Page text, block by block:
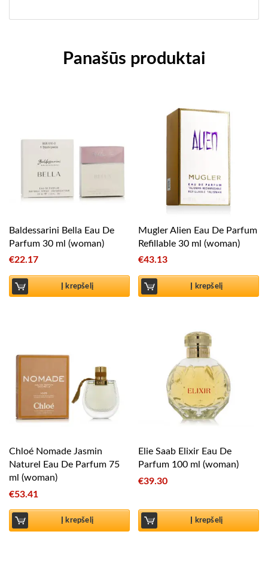
Panašūs produktai
Baldessarini Bella Eau De
Parfum 30 ml (woman)
€22.17
Į krepšelį
Mugler Alien Eau De Parfum
Refillable 30 ml (woman)
€43.13
Į krepšelį
Chloé Nomade Jasmin
Naturel Eau De Parfum 75
ml (woman)
€53.41
Į krepšelį
Elie Saab Elixir Eau De
Parfum 100 ml (woman)
€39.30
Į krepšelį